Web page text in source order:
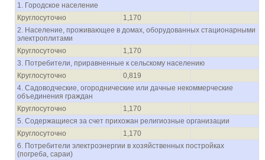
1. Городское население
Круглосуточно
1,170
2. Население, проживающее в домах, оборудованных стационарными
электроплитами
Круглосуточно
1,170
3. Потребители, приравненные к сельскому населению
Круглосуточно
0,819
4. Садоводческие, огороднические или дачные некоммерческие
объединения граждан
Круглосуточно
1,170
5. Содержащиеся за счет прихожан религиозные организации
Круглосуточно
1,170
6. Потребители электроэнергии в хозяйственных постройках
(погреба, сараи)